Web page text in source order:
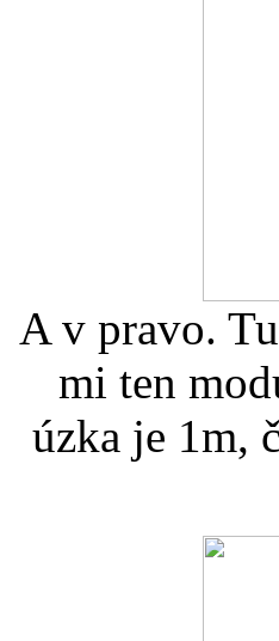
A v pravo.
mi ten
úzka je 1m,